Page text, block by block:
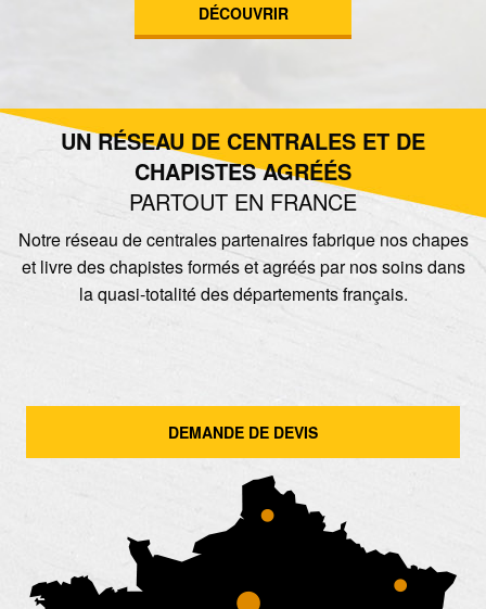
DÉCOUVRIR
UN RÉSEAU DE CENTRALES ET DE
CHAPISTES AGRÉÉS
PARTOUT EN FRANCE
Notre réseau de centrales partenaires fabrique nos chapes
et livre des chapistes formés et agréés par nos soins dans
la quasi-totalité des départements français.
DEMANDE DE DEVIS